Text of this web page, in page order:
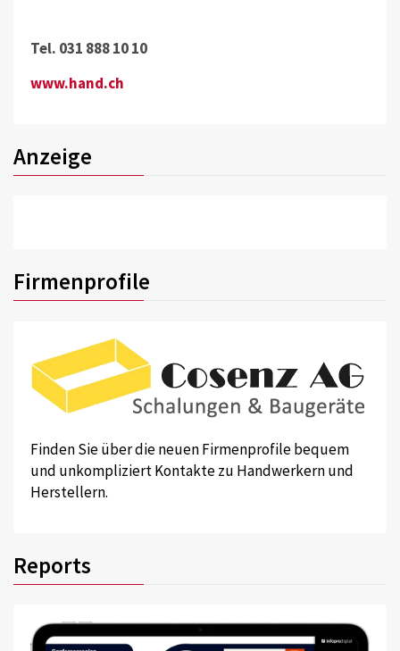
Tel. 031 888 10 10
www.hand.ch
Anzeige
Firmenprofile
Finden Sie über die neuen Firmenprofile bequem
und unkompliziert Kontakte zu Handwerkern und
Herstellern.
Reports